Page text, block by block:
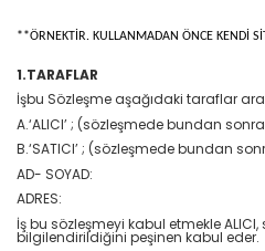
**ÖRNEKTİR. KULLANMADAN ÖNCE KENDİ
1.TARAFLAR
İşbu Sözleşme aşağıdaki taraflar
A.‘ALICI’ ; (sözleşmede bundan
B.‘SATICI’ ; (sözleşmede bundan
AD- SOYAD:
ADRES:
İş bu sözleşmeyi kabul etmekle
bilgilendirildiğini peşinen kabul eder.